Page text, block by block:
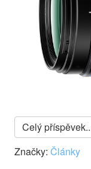
Celý
Značky: Články